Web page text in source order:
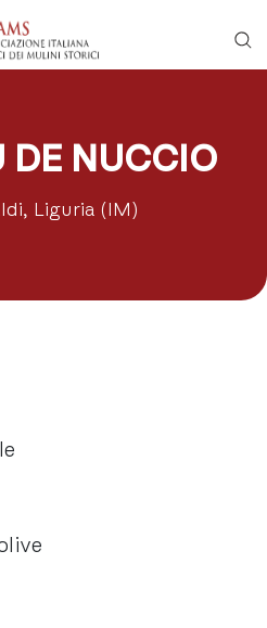
ai contenuti
principale
DE NUCCIO
Liguria (IM)